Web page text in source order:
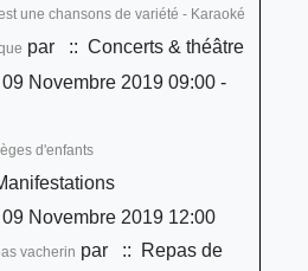
une chansons de variété - Karaoké
par
:: Concerts & théâtre
Novembre 2019 09:00 -
d'enfants
Novembre 2019 12:00
vacherin par
:: Repas de